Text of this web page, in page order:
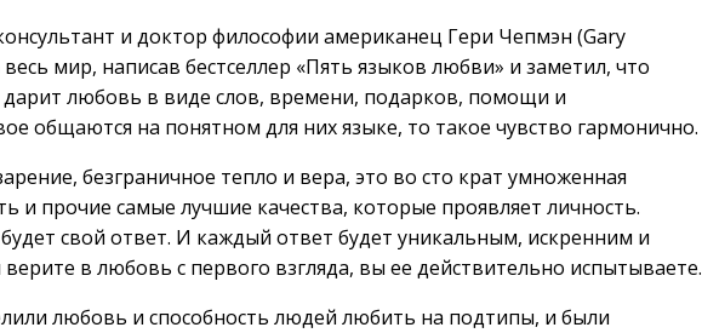
и доктор философии американец Гери Чепмэн (Gary
мир, написав бестселлер «Пять языков любви» и заметил, что
любовь в виде слов, времени, подарков, помощи и
общаются на понятном для них языке, то такое чувство гармонично.
безграничное тепло и вера, это во сто крат умноженная
и прочие самые лучшие качества, которые проявляет личность.
свой ответ. И каждый ответ будет уникальным, искренним и
в любовь с первого взгляда, вы ее действительно испытываете.
любовь и способность людей любить на подтипы, и были